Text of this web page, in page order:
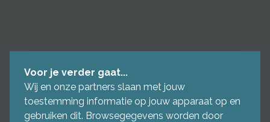
Voor je verder gaat...
Wij en onze partners slaan met jouw
toestemming informatie op jouw apparaat op en
gebruiken dit. Browsegegevens worden door